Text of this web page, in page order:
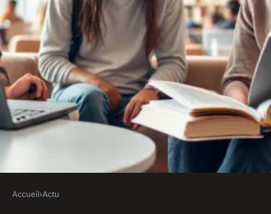
Accueil›Actu